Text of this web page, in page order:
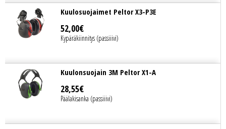
Kuulosuojaimet Peltor X3-P3E
52,00€
Kypäräkiinnitys (passiiivi)
Kuulonsuojain 3M Peltor X1-A
28,55€
Päälakisanka (passiiivi)